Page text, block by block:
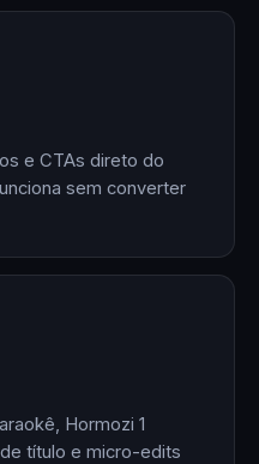
e CTAs direto do
sem converter
Hormozi 1
título e micro-edits